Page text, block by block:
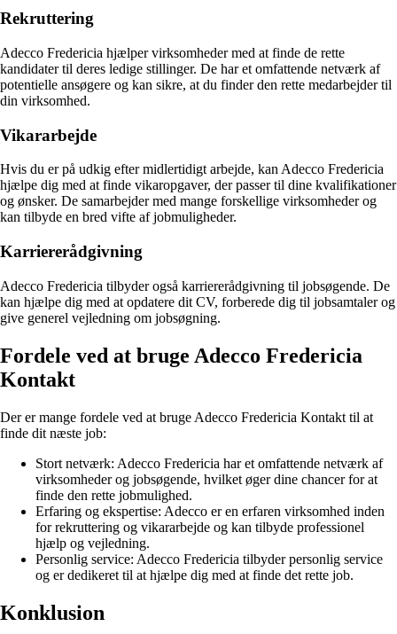
Rekruttering
Adecco Fredericia hjælper virksomheder med at finde de rette
kandidater til deres ledige stillinger. De har et omfattende netværk af
potentielle ansøgere og kan sikre, at du finder den rette medarbejder til
din virksomhed.
Vikararbejde
Hvis du er på udkig efter midlertidigt arbejde, kan Adecco Fredericia
hjælpe dig med at finde vikaropgaver, der passer til dine kvalifikationer
og ønsker. De samarbejder med mange forskellige virksomheder og
kan tilbyde en bred vifte af jobmuligheder.
Karriererådgivning
Adecco Fredericia tilbyder også karriererådgivning til jobsøgende. De
kan hjælpe dig med at opdatere dit CV, forberede dig til jobsamtaler og
give generel vejledning om jobsøgning.
Fordele ved at bruge Adecco Fredericia
Kontakt
Der er mange fordele ved at bruge Adecco Fredericia Kontakt til at
finde dit næste job:
Stort netværk: Adecco Fredericia har et omfattende netværk af
virksomheder og jobsøgende, hvilket øger dine chancer for at
finde den rette jobmulighed.
Erfaring og ekspertise: Adecco er en erfaren virksomhed inden
for rekruttering og vikararbejde og kan tilbyde professionel
hjælp og vejledning.
Personlig service: Adecco Fredericia tilbyder personlig service
og er dedikeret til at hjælpe dig med at finde det rette job.
Konklusion